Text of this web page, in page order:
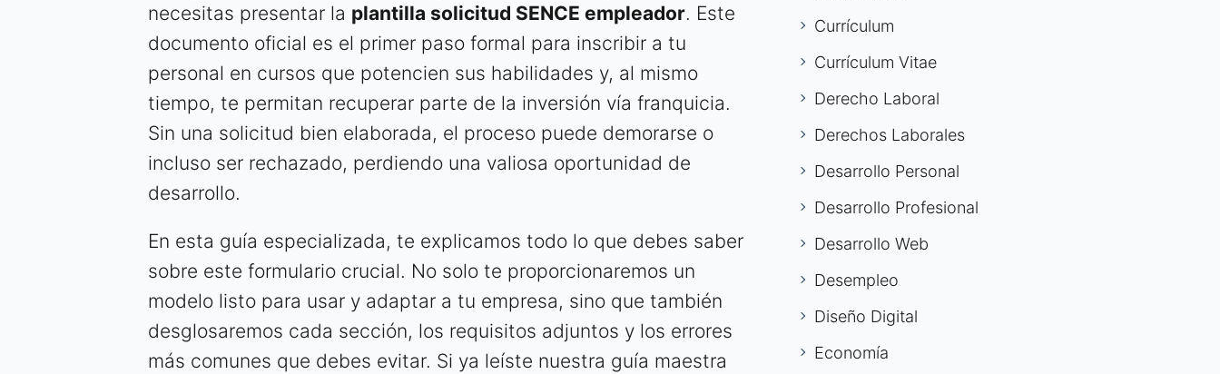
necesitas presentar la plantilla solicitud SENCE empleador. Este
documento oficial es el primer paso formal para inscribir a tu
personal en cursos que potencien sus habilidades y, al mismo
tiempo, te permitan recuperar parte de la inversión vía franquicia.
Sin una solicitud bien elaborada, el proceso puede demorarse o
incluso ser rechazado, perdiendo una valiosa oportunidad de
desarrollo.
En esta guía especializada, te explicamos todo lo que debes saber
sobre este formulario crucial. No solo te proporcionaremos un
modelo listo para usar y adaptar a tu empresa, sino que también
desglosaremos cada sección, los requisitos adjuntos y los errores
más comunes que debes evitar. Si ya leíste nuestra guía maestra
Currículum
Currículum Vitae
Derecho Laboral
Derechos Laborales
Desarrollo Personal
Desarrollo Profesional
Desarrollo Web
Desempleo
Diseño Digital
Economía